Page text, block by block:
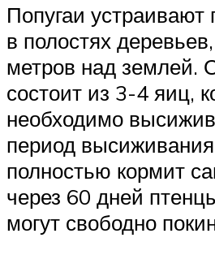
Попугаи устраивают
в полостях
метров над землей.
состоит из 3-4 яиц,
необходимо
период
полностью кормит
через 60 дней
могут свободно